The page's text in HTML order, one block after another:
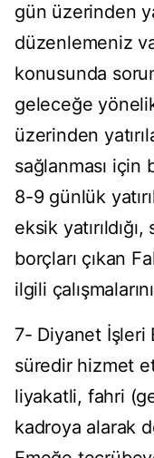
gün üzerinden
düzenlemeniz
konusunda
geleceğe
üzerinden
sağlanması için
8-9 günlük
eksik
borçları çıkan
ilgili
7- Diyanet İşleri
süredir hizmet
liyakatli, fahri
kadroya alarak